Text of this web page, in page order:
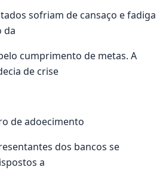
sofriam de cansaço e fadiga
da
cumprimento de metas. A
de crise
de adoecimento
dos bancos se
a